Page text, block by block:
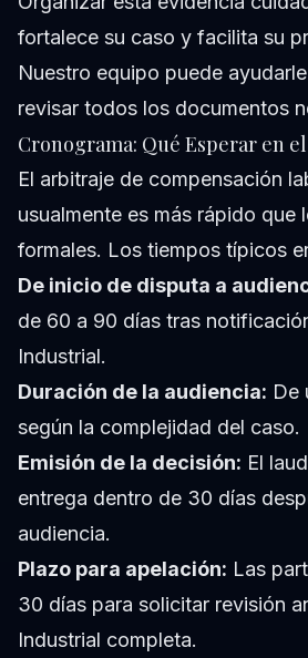
fortalece su caso y facilita su
Nuestro equipo puede
revisar todos los documentos
Cronograma: Qué Esperar en
El arbitraje de compensación
usualmente es más rápido que
formales. Los tiempos típicos
De inicio de disputa a
de 60 a 90 días tras
Industrial.
Duración de la audiencia: De
según la complejidad del caso.
Emisión de la decisión: El
entrega dentro de 30 días
audiencia.
Plazo para apelación: Las
30 días para solicitar revisión
Industrial completa.